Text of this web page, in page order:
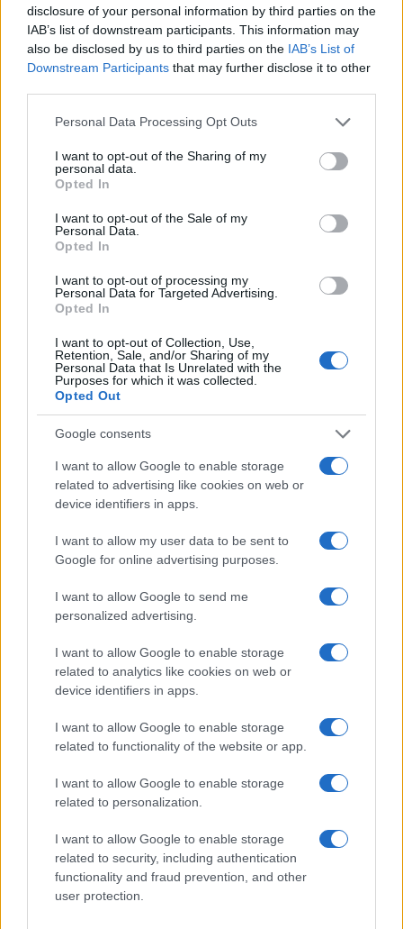
disclosure of your personal information by third parties on the
IAB’s list of downstream participants. This information may
also be disclosed by us to third parties on the IAB’s List of
Downstream Participants that may further disclose it to other
Please note that this website/app uses one or more Google
not limited to your visit or usage behaviour. You may click to
grant or deny consent to Google and its third-party tags to
use your data for below specified purposes in below Google
consent section.
Personal Data Processing Opt Outs
I want to opt-out of the Sharing of my
personal data.
Opted In
I want to opt-out of the Sale of my
Personal Data.
Opted In
I want to opt-out of processing my
Personal Data for Targeted Advertising.
Opted In
I want to opt-out of Collection, Use,
Retention, Sale, and/or Sharing of my
Personal Data that Is Unrelated with the
Purposes for which it was collected.
Opted Out
Google consents
I want to allow Google to enable storage
related to advertising like cookies on web or
device identifiers in apps.
I want to allow my user data to be sent to
Google for online advertising purposes.
I want to allow Google to send me
personalized advertising.
I want to allow Google to enable storage
related to analytics like cookies on web or
device identifiers in apps.
I want to allow Google to enable storage
related to functionality of the website or app.
I want to allow Google to enable storage
related to personalization.
I want to allow Google to enable storage
related to security, including authentication
functionality and fraud prevention, and other
user protection.
Continua a leggere
EVENTI E AGENDA
Cantina Rauscedo celebra 75 anni di storia vitivinicola
in Friuli Venezia Giulia
EVENTI E AGENDA
Festival Con-vivere Carrara 2026: abitare il futuro con
Ilaria Galli · 2 Ago 2026
EVENTI E AGENDA